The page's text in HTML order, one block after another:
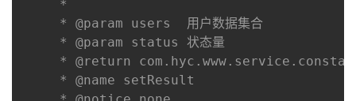
     *
     * @param users  用户数据集合
     * @param status 状态量
* @return
     * @name setResult